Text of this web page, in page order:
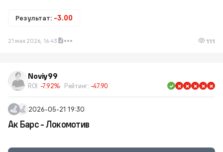
Результат: -3.00
21 мая 2026, 16:43 111
Noviy99
ROI: -7.92% Рейтинг: -47.90
2026-05-21 19:30
Ак Барс - Локомотив